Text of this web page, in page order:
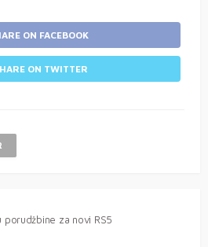
ON FACEBOOK
ON TWITTER
za novi RS5